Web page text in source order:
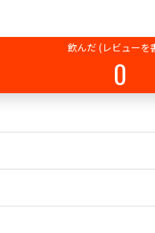
飲んだ (レビューを
0